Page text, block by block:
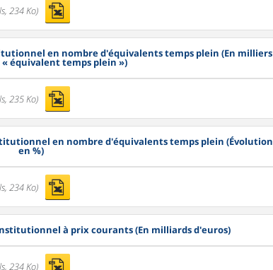
234 Ko)
en nombre d'équivalents temps plein (En milliers
« équivalent temps plein »)
235 Ko)
en nombre d'équivalents temps plein (Évolution
en %)
234 Ko)
à prix courants (En milliards d'euros)
234 Ko)